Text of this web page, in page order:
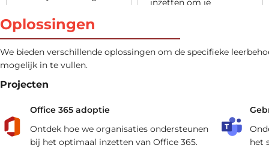
volgen is, maar
cursisten ook vanaf hun
eigen gewenste locatie
virtueel kunnen
inzetten om je
Profiteer bijvoorbeeld
van een combinatie van
Oplossingen
We bieden verschillende oplossingen om de specifieke
mogelijk in te vullen.
Projecten
Office 365 adoptie
Ontdek hoe we organisaties ondersteunen
bij het optimaal inzetten van Office 365.
het